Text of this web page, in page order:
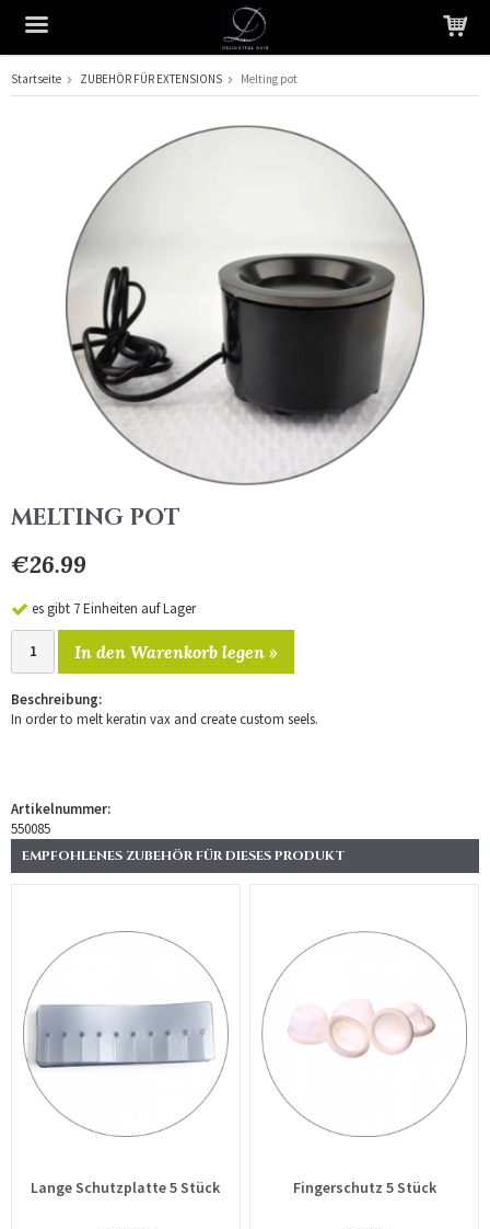
Das Produkt wurde in Ihren Warenkorb gelegt
Startseite ZUBEHÖR FÜR EXTENSIONS Melting pot
MELTING POT
€26.99
es gibt 7 Einheiten auf Lager
In den Warenkorb legen »
Beschreibung:
In order to melt keratin vax and create custom seels.
Artikelnummer:
550085
EMPFOHLENES ZUBEHÖR FÜR DIESES PRODUKT
Lange Schutzplatte 5 Stück Fingerschutz 5 Stück